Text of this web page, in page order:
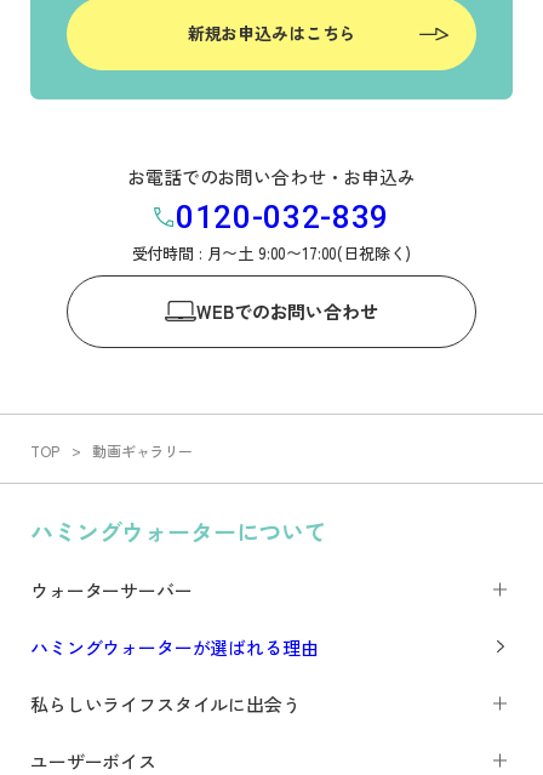
新規お申込みはこちら
お電話でのお問い合わせ・お申込み
0120-032-839
受付時間 : 月〜土 9:00〜17:00(日祝除く)
WEBでのお問い合わせ
TOP 動画ギャラリー
ハミングウォーターについて
ウォーターサーバー
ハミングウォーターが選ばれる理由
私らしいライフスタイルに出会う
ユーザーボイス